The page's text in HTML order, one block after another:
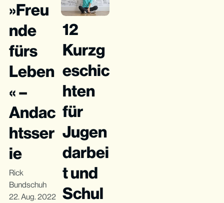
»Freu
nde
fürs
Leben
« –
Andac
htsser
ie
Rick
Bundschuh
22. Aug. 2022
12
Kurzg
eschic
hten
für
Jugen
darbei
t und
Schul